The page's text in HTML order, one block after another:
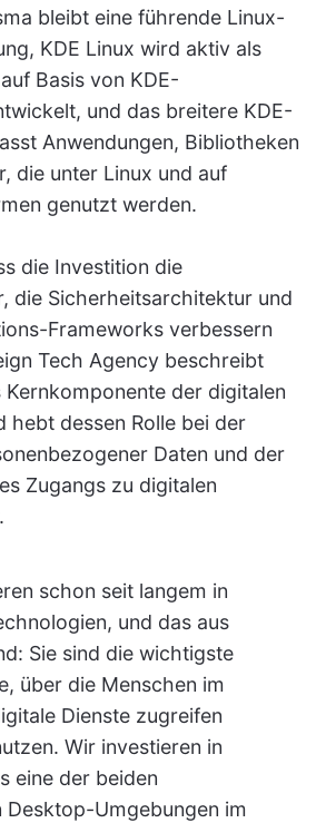
bleibt eine führende Linux-
KDE Linux wird aktiv als
Basis von KDE-
und das breitere KDE-
Anwendungen, Bibliotheken
die unter Linux und auf
genutzt werden.
die Investition die
die Sicherheitsarchitektur und
Frameworks verbessern
Tech Agency beschreibt
Kernkomponente der digitalen
hebt dessen Rolle bei der
Daten und der
Zugangs zu digitalen
schon seit langem in
und das aus
Sie sind die wichtigste
über die Menschen im
Dienste zugreifen
Wir investieren in
eine der beiden
Desktop-Umgebungen im